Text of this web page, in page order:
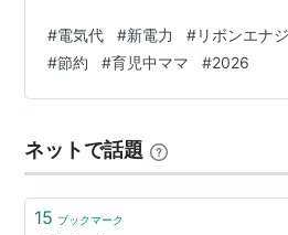
#電気代 #新電力 #リボンエナ
#節約 #育児中ママ #2026
ネットで話題
15 ブックマーク